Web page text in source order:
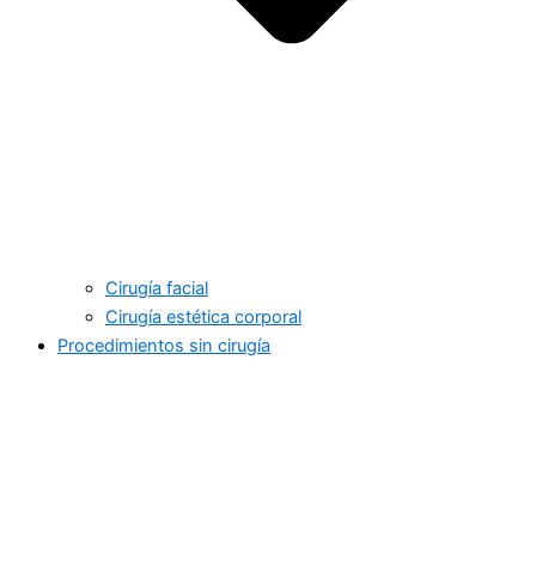
Cirugía facial
Cirugía estética corporal
Procedimientos sin cirugía